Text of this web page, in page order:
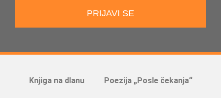
PRIJAVI SE
Knjiga na dlanu Poezija „Posle čekanja“